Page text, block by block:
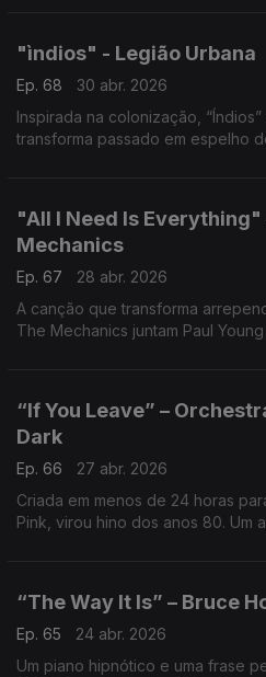
"ìndios" - Legião Urbana
Ep. 68
30 abr. 2026
Inspirada na colonização,
transforma passado em espelho
"All I Need Is Everything"
Mechanics
Ep. 67
28 abr. 2026
A canção que transforma
The Mechanics juntam Paul
“If You Leave” –
Dark
Ep. 66
27 abr. 2026
Criada em menos de 24 horas
Pink, virou hino dos anos 80. Um
“The Way It Is” – Bruce
Ep. 65
24 abr. 2026
Um piano hipnótico e uma frase